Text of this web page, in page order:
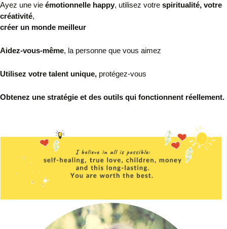
Ayez une vie émotionnelle happy, utilisez votre spiritualité, votre
créativité,
créer un monde meilleur
Aidez-vous-même, la personne que vous aimez
Utilisez votre talent unique, protégez-vous
Obtenez une stratégie et des outils qui fonctionnent réellement.